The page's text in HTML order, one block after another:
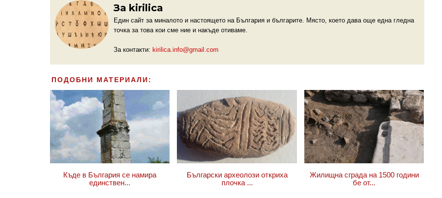
За kirilica
Един сайт за миналото и настоящето на България и българите. Място, което дава още една гледна
точка за това кои сме ние и накъде отиваме.
За контакти: kirilica.info@gmail.com
ПОДОБНИ МАТЕРИАЛИ:
Къде в България се намира
единствен...
Български археолози откриха
плочка ...
Жилищна сграда на 1500 години
бе от...